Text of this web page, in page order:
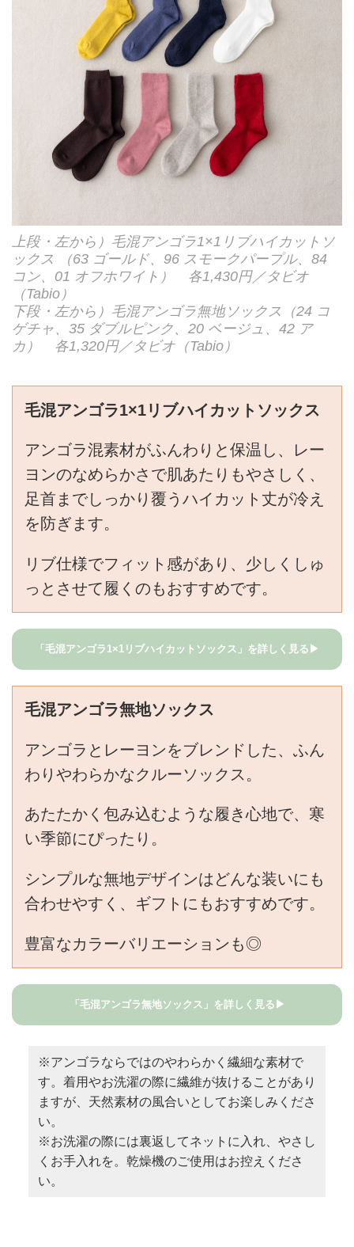
上段・左から）毛混アンゴラ1×1リブハイカットソ
ックス （63 ゴールド、96 スモークパープル、84
コン、01 オフホワイト） 各1,430円／タビオ
（Tabio）
下段・左から）毛混アンゴラ無地ソックス（24 コ
ゲチャ、35 ダブルピンク、20 ベージュ、42 ア
カ） 各1,320円／タビオ（Tabio）
毛混アンゴラ1×1リブハイカットソックス
アンゴラ混素材がふんわりと保温し、レー
ヨンのなめらかさで肌あたりもやさしく、
足首までしっかり覆うハイカット丈が冷え
を防ぎます。
リブ仕様でフィット感があり、少しくしゅ
っとさせて履くのもおすすめです。
「毛混アンゴラ1×1リブハイカットソックス」を詳しく見る▶
毛混アンゴラ無地ソックス
アンゴラとレーヨンをブレンドした、ふん
わりやわらかなクルーソックス。
あたたかく包み込むような履き心地で、寒
い季節にぴったり。
シンプルな無地デザインはどんな装いにも
合わせやすく、ギフトにもおすすめです。
豊富なカラーバリエーションも◎
「毛混アンゴラ無地ソックス」を詳しく見る▶
※アンゴラならではのやわらかく繊細な素材で
す。着用やお洗濯の際に繊維が抜けることがあり
ますが、天然素材の風合いとしてお楽しみくださ
い。
※お洗濯の際には裏返してネットに入れ、やさし
くお手入れを。乾燥機のご使用はお控えくださ
い。